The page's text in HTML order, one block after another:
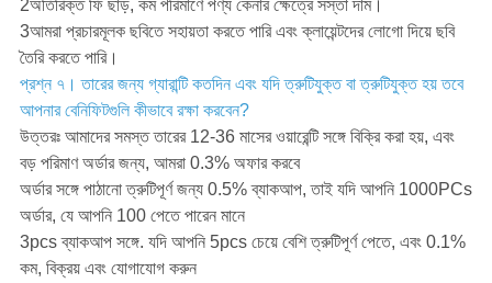
2অতিরিক্ত ফি ছাড়, কম পরিমাণে পণ্য কেনার ক্ষেত্রে সস্তা দাম।
3আমরা প্রচারমূলক ছবিতে সহায়তা করতে পারি এবং ক্লায়েন্টদের লোগো দিয়ে ছবি
তৈরি করতে পারি।
প্রশ্ন ৭। তারের জন্য গ্যারান্টি কতদিন এবং যদি ত্রুটিযুক্ত বা ত্রুটিযুক্ত হয় তবে
আপনার বেনিফিটগুলি কীভাবে রক্ষা করবেন?
উত্তরঃ আমাদের সমস্ত তারের 12-36 মাসের ওয়ারেন্টি সঙ্গে বিক্রি করা হয়, এবং
বড় পরিমাণ অর্ডার জন্য, আমরা 0.3% অফার করবে
অর্ডার সঙ্গে পাঠানো ত্রুটিপূর্ণ জন্য 0.5% ব্যাকআপ, তাই যদি আপনি 1000PCs
অর্ডার, যে আপনি 100 পেতে পারেন মানে
3pcs ব্যাকআপ সঙ্গে. যদি আপনি 5pcs চেয়ে বেশি ত্রুটিপূর্ণ পেতে, এবং 0.1%
কম, বিক্রয় এবং যোগাযোগ করুন